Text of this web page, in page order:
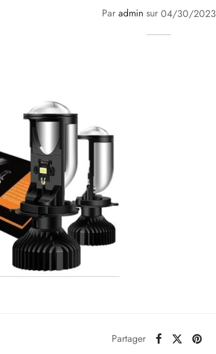
Par admin sur 04/30/2023
Partager